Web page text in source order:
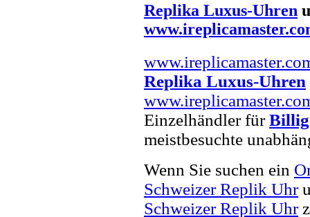
Replika Luxus-Uhren
Replika Luxus-Uhren
Einzelhändler für
meistbesuchte
Wenn Sie suchen ein
Schweizer Replik Uhr
Schweizer Replik Uhr